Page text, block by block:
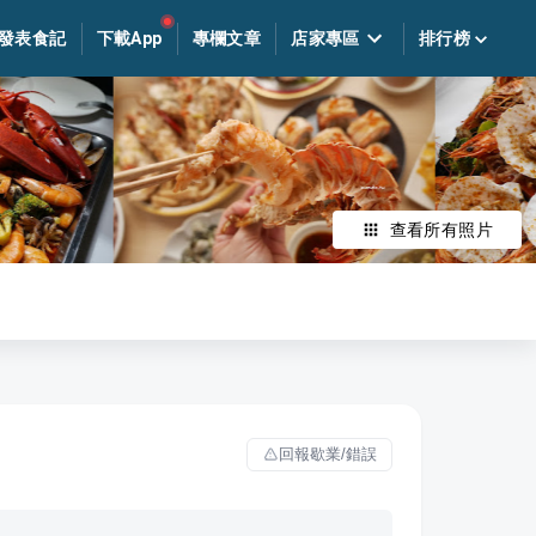
表食記 下載App 專欄文章 店家專區 排行榜
查看所有照片
回報歇業/錯誤